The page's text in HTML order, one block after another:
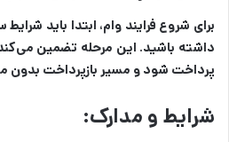
برای شروع فرایند وام، ابتدا باید
داشته باشید. این مرحله تضمین
پرداخت شود و مسیر بازپرداخت بدون
شرایط و مدارک: